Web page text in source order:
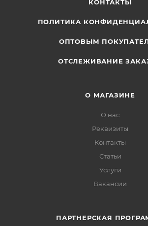
КОНТАКТЫ
ПОЛИТИКА
ОПТОВЫМ
ОТСЛЕЖИВАНИЕ
О МАГАЗИНЕ
О нас
Реквизиты
Контакты
Статьи
Услуги
Вакансии
ПАРТНЕРСКАЯ